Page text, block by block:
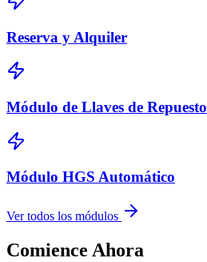
Reserva y Alquiler
Módulo de Llaves de Repuesto
Módulo HGS Automático
Ver todos los módulos
Comience Ahora